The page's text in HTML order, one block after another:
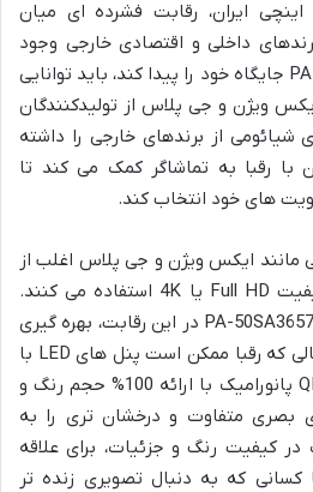
در بازار تلویزیون های 50 اینچی ایران، رقابت فشرده ای میان
داخلی و اقتصادی خارجی وجود
دارد. برای اینکه PA-50SA3657 جایگاه خود را پیدا کند، باید توانایی
ویژن و جی پلاس از تولیدکنندگان
شیائومی از برندهای خارجی را داشته
با رقبا به تماشاگر کمک می کند تا
های خود انتخاب کند.
مانند ایکس ویژن و جی پلاس اغلب از
پنل های LED یا IPS با کیفیت Full HD یا 4K استفاده می کنند.
نقطه قوت اصلی پانورامیک PA-50SA3657 در این رقابت، بهره گیری
است. در حالی که رقبا ممکن است پنل های LED با
کیفیت بالا ارائه دهند، QLED پانورامیک با ارائه 100% حجم رنگ و
بصری متفاوت و درخشان تری را به
در کیفیت رنگ و جزئیات، برای علاقه
کسانی که به دنبال تصویری زنده تر